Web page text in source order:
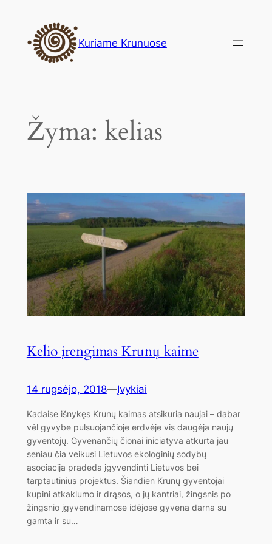
turinio
Kuriame Krunuose
Žyma: kelias
Kelio įrengimas Krunų kaime
14 rugsėjo, 2018—Įvykiai
Kadaise išnykęs Krunų kaimas atsikuria naujai – dabar
vėl gyvybe pulsuojančioje erdvėje vis daugėja naujų
gyventojų. Gyvenančių čionai iniciatyva atkurta jau
seniau čia veikusi Lietuvos ekologinių sodybų
asociacija pradeda įgyvendinti Lietuvos bei
tarptautinius projektus. Šiandien Krunų gyventojai
kupini atkaklumo ir drąsos, o jų kantriai, žingsnis po
žingsnio įgyvendinamose idėjose gyvena darna su
gamta ir su…